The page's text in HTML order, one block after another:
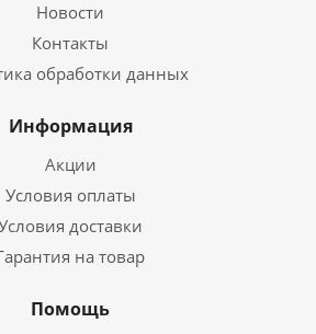
Новости
Контакты
обработки данных
Информация
Акции
Условия оплаты
доставки
на товар
Помощь